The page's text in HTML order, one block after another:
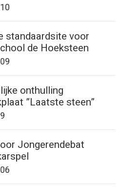
standaardsite voor
de Hoeksteen
onthulling
”Laatste steen”
Jongerendebat